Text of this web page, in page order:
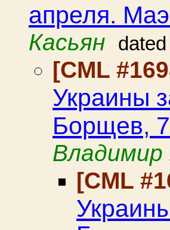
апреля.
Касьян
[CML
Украины
Борщев,
Владимир
[CML